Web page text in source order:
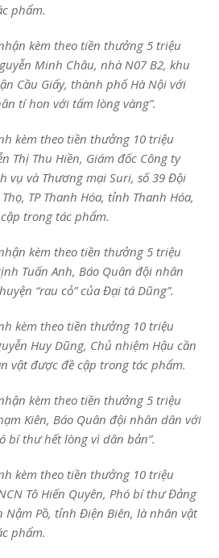
phẩm.
kèm theo tiền thưởng 5 triệu
Minh Châu, nhà N07 B2, khu
Cầu Giấy, thành phố Hà Nội với
tí hon với tấm lòng vàng”.
kèm theo tiền thưởng 10 triệu
Thị Thu Hiền, Giám đốc Công ty
vụ và Thương mại Suri, số 39 Đội
TP Thanh Hóa, tỉnh Thanh Hóa,
trong tác phẩm.
kèm theo tiền thưởng 5 triệu
Tuấn Anh, Báo Quân đội nhân
“rau cỏ” của Đại tá Dũng”.
kèm theo tiền thưởng 10 triệu
Huy Dũng, Chủ nhiệm Hậu cần
vật được đề cập trong tác phẩm.
kèm theo tiền thưởng 5 triệu
Kiên, Báo Quân đội nhân dân với
bí thư hết lòng vì dân bản”.
kèm theo tiền thưởng 10 triệu
Tô Hiến Quyên, Phó bí thư Đảng
Nậm Pồ, tỉnh Điện Biên, là nhân vật
phẩm.